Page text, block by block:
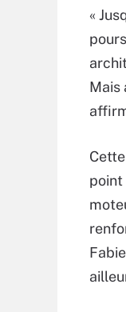
«
Mais
point